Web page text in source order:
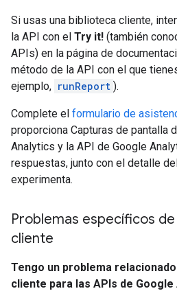
Si usas una biblioteca cliente,
la API con el Try it! (también
APIs) en la página de
método de la API con el que
ejemplo, runReport ).
Complete el formulario de
proporciona Capturas de pantalla
Analytics y la API de Google
respuestas, junto con el detalle
experimenta.
Problemas específicos
cliente
Tengo un problema
cliente para las APIs de